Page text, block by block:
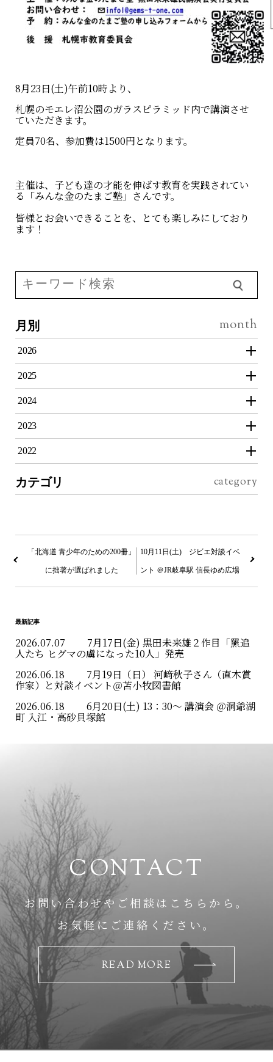
8月23日(土)午前10時より、
札幌のモエレ沼公園のガラスピラミッド内で講演させ
ていただきます。
定員70名、参加費は1500円となります。
主催は、子ども達の才能を伸ばす教育を実践されてい
る「みんな金のたまご塾」さんです。
皆様とお会いできることを、とても楽しみにしており
ます！
月別
2026
2025
2024
2023
2022
カテゴリ
投
稿
ナ
ー
シ
ョ
ン
「北海道 青少年のための200冊」
に拙著が選ばれました
10月11日(土) ジビエ対談イベ
ント ＠JR岐阜駅 信長ゆめ広場
最新記事
2026.07.07 7月17日(金) 黒田未来雄２作目「羆追
人たち ヒグマの虜になった10人」発売
2026.06.18
7月19日（日） 河﨑秋子さん（直木賞
作家）と対談イベント＠苫小牧図書館
2026.06.18
6月20日(土) 13：30〜 講演会 ＠洞爺湖
町 入江・高砂貝塚館
CONTACT
お問い合わせやご相談はこちらから。
お気軽にご連絡ください。
READ MORE